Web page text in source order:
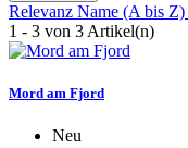
Relevanz Name (A bis Z)
1 - 3 von 3 Artikel(n)
Mord am Fjord
Neu